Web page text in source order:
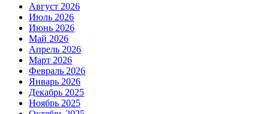
Август 2026
Июль 2026
Июнь 2026
Май 2026
Апрель 2026
Март 2026
Февраль 2026
Январь 2026
Декабрь 2025
Ноябрь 2025